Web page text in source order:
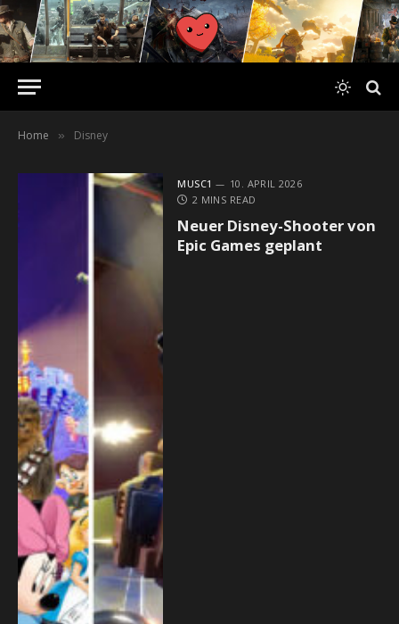
Home » Disney
MUSC1
10. APRIL 2026
2 MINS READ
Neuer Disney-Shooter von
Epic Games geplant